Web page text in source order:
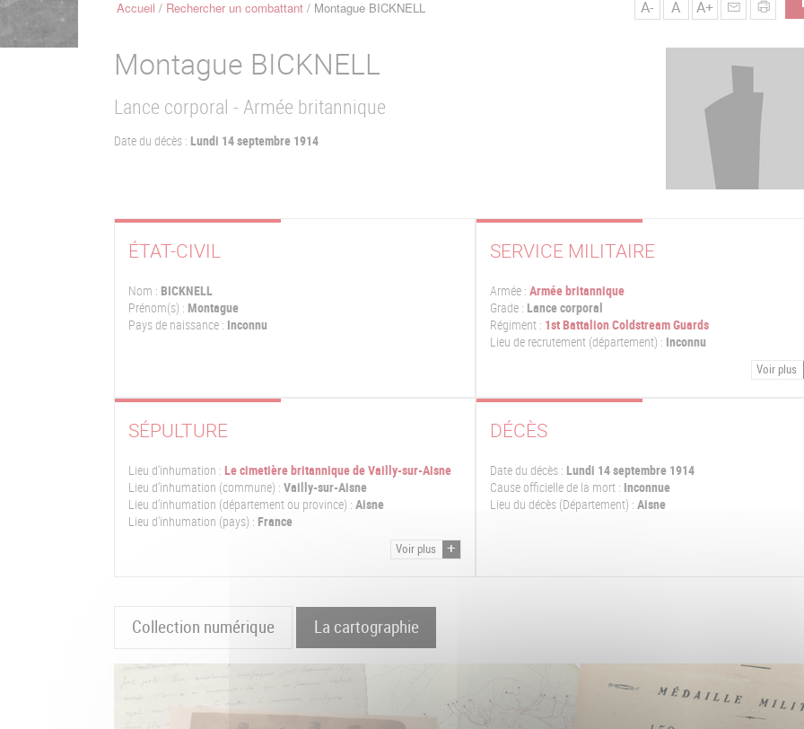
FilAccueil Rechercher un combattant Montague BICKNELL A- A A+
Montague BICKNELL
Lance corporal - Armée britannique
Date du décès : Lundi 14 septembre 1914
ÉTAT-CIVIL
Nom : BICKNELL
Prénom(s) : Montague
Pays de naissance : Inconnu
SERVICE MILITAIRE
Armée : Armée britannique
Grade : Lance corporal
Régiment : 1st Battalion Coldstream Guards
Lieu de recrutement (département) : Inconnu
Voir plus
SÉPULTURE
Lieu d'inhumation : Le cimetière britannique de Vailly-sur-Aisne
Lieu d'inhumation (commune) : Vailly-sur-Aisne
Lieu d'inhumation (département ou province) : Aisne
Lieu d'inhumation (pays) : France
Voir plus
DÉCÈS
Date du décès : Lundi 14 septembre 1914
Cause officielle de la mort : Inconnue
Lieu du décès (Département) : Aisne
Collection numérique La cartographie